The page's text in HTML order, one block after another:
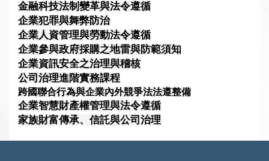
金融科技法制變革與法令遵循
企業犯罪與舞弊防治
企業人資管理與勞動法令遵循
企業參與政府採購之地雷與防範須知
企業資訊安全之治理與稽核
公司治理進階實務課程
跨國聯合行為與企業內外競爭法法遵整備
企業智慧財產權管理與法令遵循
家族財富傳承、信託與公司治理